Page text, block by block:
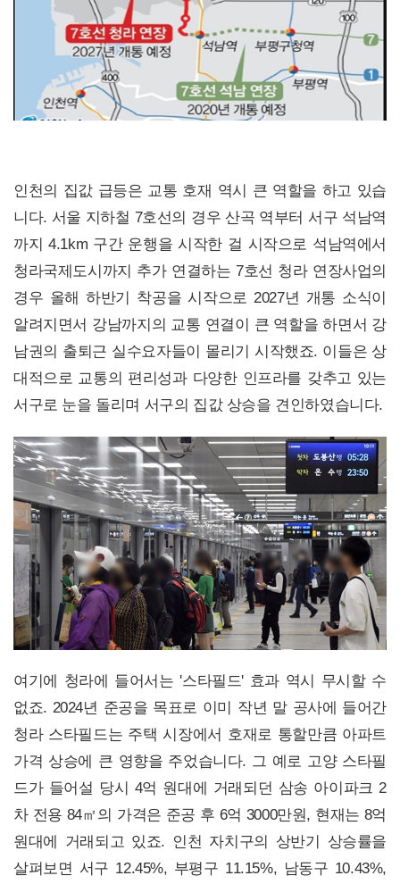
인천의 집값 급등은 교통 호재 역시 큰 역할을 하고 있습
니다. 서울 지하철 7호선의 경우 산곡 역부터 서구 석남역
까지 4.1km 구간 운행을 시작한 걸 시작으로 석남역에서
청라국제도시까지 추가 연결하는 7호선 청라 연장사업의
경우 올해 하반기 착공을 시작으로 2027년 개통 소식이
알려지면서 강남까지의 교통 연결이 큰 역할을 하면서 강
남권의 출퇴근 실수요자들이 몰리기 시작했죠. 이들은 상
대적으로 교통의 편리성과 다양한 인프라를 갖추고 있는
서구로 눈을 돌리며 서구의 집값 상승을 견인하였습니다.
여기에 청라에 들어서는 '스타필드' 효과 역시 무시할 수
없죠. 2024년 준공을 목표로 이미 작년 말 공사에 들어간
청라 스타필드는 주택 시장에서 호재로 통할만큼 아파트
가격 상승에 큰 영향을 주었습니다. 그 예로 고양 스타필
드가 들어설 당시 4억 원대에 거래되던 삼송 아이파크 2
차 전용 84㎡의 가격은 준공 후 6억 3000만원, 현재는 8억
원대에 거래되고 있죠. 인천 자치구의 상반기 상승률을
살펴보면 서구 12.45%, 부평구 11.15%, 남동구 10.43%,